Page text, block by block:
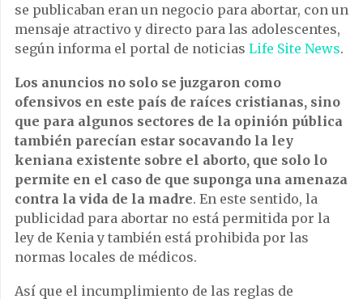
se publicaban eran un negocio para abortar, con un
mensaje atractivo y directo para las adolescentes,
según informa el portal de noticias Life Site News.
Los anuncios no solo se juzgaron como
ofensivos en este país de raíces cristianas, sino
que para algunos sectores de la opinión pública
también parecían estar socavando la ley
keniana existente sobre el aborto, que solo lo
permite en el caso de que suponga una amenaza
contra la vida de la madre. En este sentido, la
publicidad para abortar no está permitida por la
ley de Kenia y también está prohibida por las
normas locales de médicos.
Así que el incumplimiento de las reglas de